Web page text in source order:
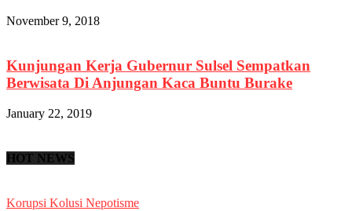
November 9, 2018
Kunjungan Kerja Gubernur Sulsel Sempatkan
Berwisata Di Anjungan Kaca Buntu Burake
January 22, 2019
HOT NEWS
Korupsi Kolusi Nepotisme